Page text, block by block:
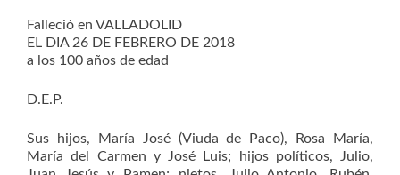
Falleció en VALLADOLID
EL DIA 26 DE FEBRERO DE 2018
a los 100 años de edad
D.E.P.
Sus hijos, María José (Viuda de Paco), Rosa María,
María del Carmen y José Luis; hijos políticos, Julio,